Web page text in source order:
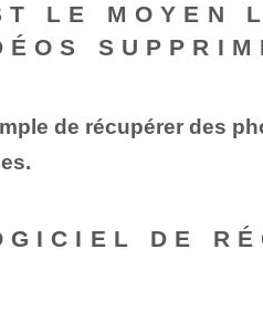
LE MOYEN
de récupérer des
DE